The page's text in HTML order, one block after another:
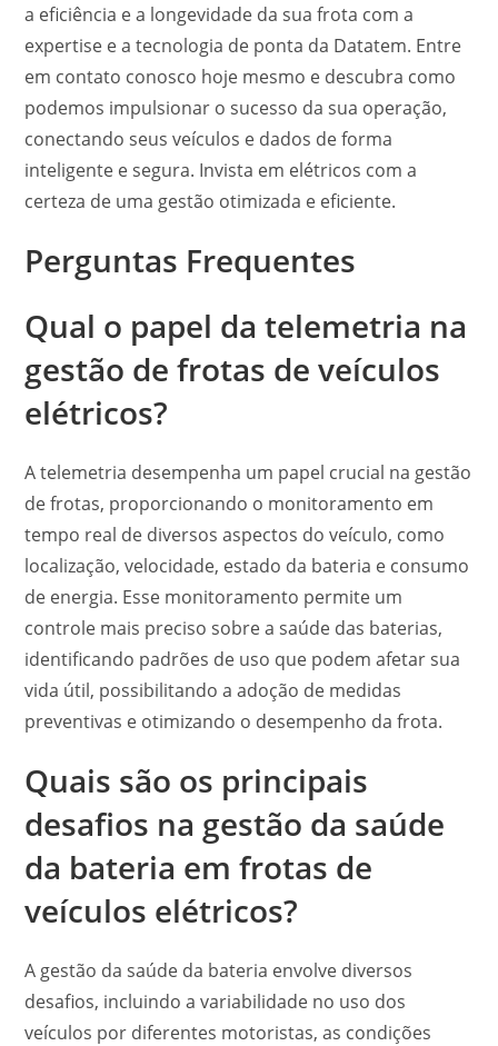
a eficiência e a longevidade da sua frota com a
expertise e a tecnologia de ponta da Datatem. Entre
em contato conosco hoje mesmo e descubra como
podemos impulsionar o sucesso da sua operação,
conectando seus veículos e dados de forma
inteligente e segura. Invista em elétricos com a
certeza de uma gestão otimizada e eficiente.
Perguntas Frequentes
Qual o papel da telemetria na
gestão de frotas de veículos
elétricos?
A telemetria desempenha um papel crucial na gestão
de frotas, proporcionando o monitoramento em
tempo real de diversos aspectos do veículo, como
localização, velocidade, estado da bateria e consumo
de energia. Esse monitoramento permite um
controle mais preciso sobre a saúde das baterias,
identificando padrões de uso que podem afetar sua
vida útil, possibilitando a adoção de medidas
preventivas e otimizando o desempenho da frota.
Quais são os principais
desafios na gestão da saúde
da bateria em frotas de
veículos elétricos?
A gestão da saúde da bateria envolve diversos
desafios, incluindo a variabilidade no uso dos
veículos por diferentes motoristas, as condições